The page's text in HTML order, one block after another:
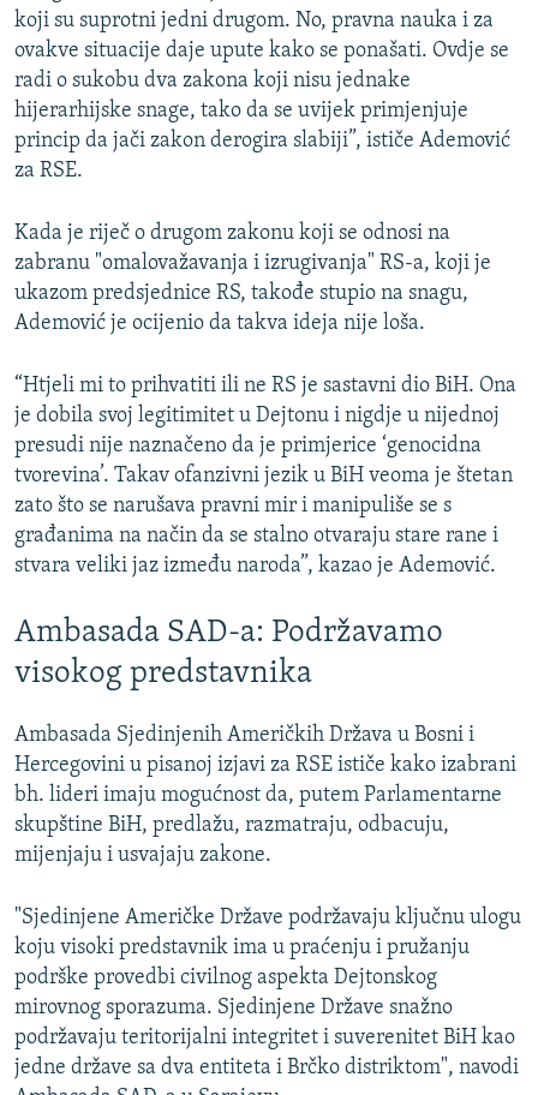
koji su suprotni jedni drugom. No, pravna nauka i za
ovakve situacije daje upute kako se ponašati. Ovdje se
radi o sukobu dva zakona koji nisu jednake
hijerarhijske snage, tako da se uvijek primjenjuje
princip da jači zakon derogira slabiji”, ističe Ademović
za RSE.
Kada je riječ o drugom zakonu koji se odnosi na
zabranu "omalovažavanja i izrugivanja" RS-a, koji je
ukazom predsjednice RS, takođe stupio na snagu,
Ademović je ocijenio da takva ideja nije loša.
“Htjeli mi to prihvatiti ili ne RS je sastavni dio BiH. Ona
je dobila svoj legitimitet u Dejtonu i nigdje u nijednoj
presudi nije naznačeno da je primjerice ‘genocidna
tvorevina’. Takav ofanzivni jezik u BiH veoma je štetan
zato što se narušava pravni mir i manipuliše se s
građanima na način da se stalno otvaraju stare rane i
stvara veliki jaz između naroda”, kazao je Ademović.
Ambasada SAD-a: Podržavamo
visokog predstavnika
Ambasada Sjedinjenih Američkih Država u Bosni i
Hercegovini u pisanoj izjavi za RSE ističe kako izabrani
bh. lideri imaju mogućnost da, putem Parlamentarne
skupštine BiH, predlažu, razmatraju, odbacuju,
mijenjaju i usvajaju zakone.
"Sjedinjene Američke Države podržavaju ključnu ulogu
koju visoki predstavnik ima u praćenju i pružanju
podrške provedbi civilnog aspekta Dejtonskog
mirovnog sporazuma. Sjedinjene Države snažno
podržavaju teritorijalni integritet i suverenitet BiH kao
jedne države sa dva entiteta i Brčko distriktom", navodi